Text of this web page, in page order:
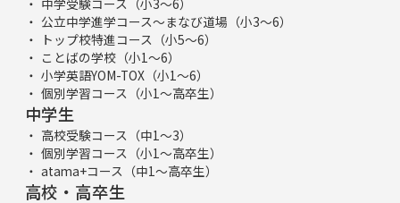
中学受験コース（小3～6）
公立中学進学コース～まなび道場（小3～6）
トップ校特進コース（小5～6）
ことばの学校（小1～6）
小学英語YOM-TOX（小1～6）
個別学習コース（小1～高卒生）
中学生
高校受験コース（中1～3）
個別学習コース（小1～高卒生）
atama+コース（中1～高卒生）
高校・高卒生